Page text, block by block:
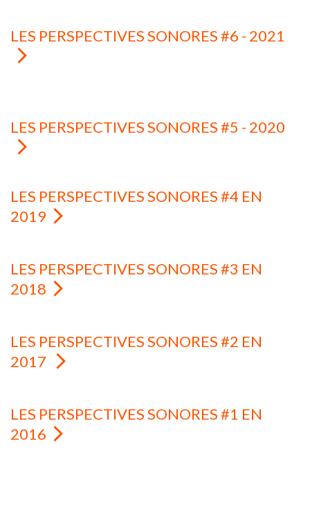
LES PERSPECTIVES SONORES #6 - 2021
LES PERSPECTIVES SONORES #5 - 2020
LES PERSPECTIVES SONORES #4 EN
2019
LES PERSPECTIVES SONORES #3 EN
2018
LES PERSPECTIVES SONORES #2 EN
2017
LES PERSPECTIVES SONORES #1 EN
2016